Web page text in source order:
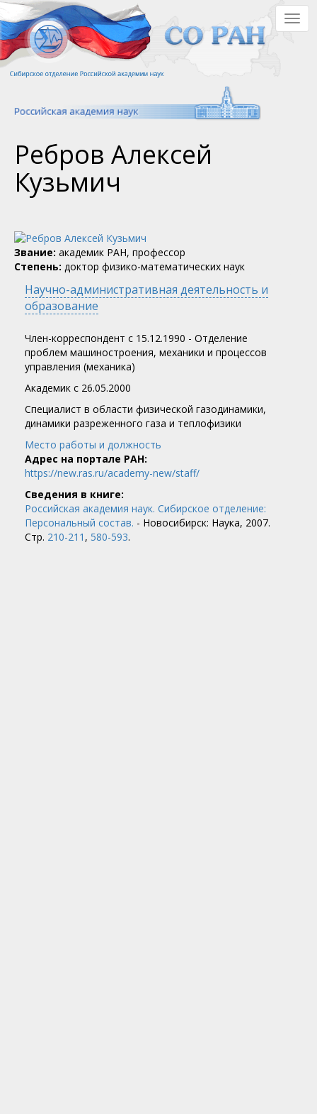
Перейти
к
основному
содержанию
Ребров Алексей
Кузьмич
Звание: академик РАН, профессор
Степень: доктор физико-математических наук
Научно-административная деятельность и
образование
Член-корреспондент c 15.12.1990 - Отделение
проблем машиностроения, механики и процессов
управления (механика)
Академик c 26.05.2000
Специалист в области физической газодинамики,
динамики разреженного газа и теплофизики
Место работы и должность
Адрес на портале РАН:
https://new.ras.ru/academy-new/staff/
Сведения в книге:
Российская академия наук. Сибирское отделение:
Персональный состав. - Новосибирск: Наука, 2007.
Стр. 210-211 , 580-593.